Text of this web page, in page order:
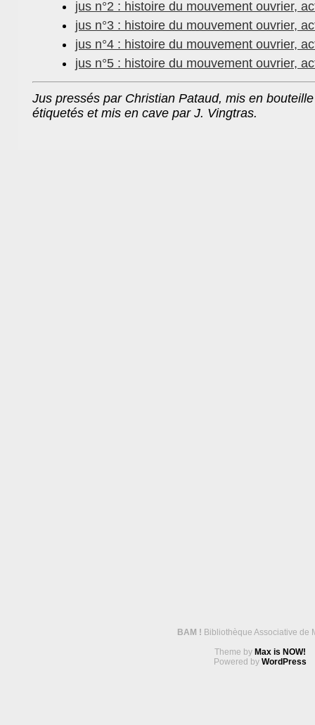
jus n°2 : histoire du mouvement ouvrier,
jus n°3 : histoire du mouvement ouvrier,
jus n°4 : histoire du mouvement ouvrier,
jus n°5 : histoire du mouvement ouvrier,
Jus pressés par Christian Pataud, mis en
étiquetés et mis en cave par J. Vingtras.
BAM ! Bibliothèque Associative de
Theme by Max is NOW!
Powered by WordPress